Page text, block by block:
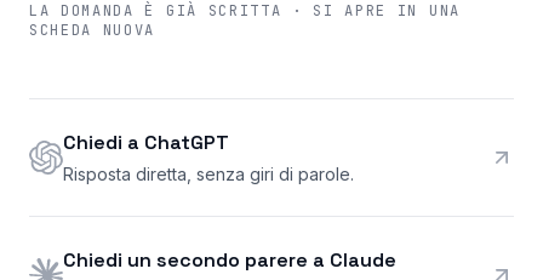
LA DOMANDA È GIÀ SCRITTA · SI APRE IN UNA
SCHEDA NUOVA
Chiedi a ChatGPT
Risposta diretta, senza giri di parole.
Chiedi un secondo parere a Claude